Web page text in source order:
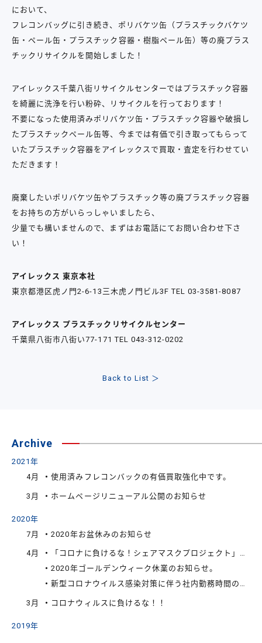
において、
フレコンバッグに引き続き、ポリバケツ缶（プラスチックバケツ
缶・ペール缶・プラスチック容器・樹脂ペール缶）等の廃プラス
チックリサイクルを開始しました！
アイレックス千葉八街リサイクルセンターではプラスチック容器
を綺麗に洗浄を行い粉砕、リサイクルを行っております！
不要になった使用済みポリバケツ缶・プラスチック容器や破損し
たプラスチックペール缶等、今までは有価で引き取ってもらって
いたプラスチック容器をアイレックスで買取・査定を行わせてい
ただきます！
廃棄したいポリバケツ缶やプラスチック等の廃プラスチック容器
をお持ちの方がいらっしゃいましたら、
少量でも構いませんので、まずはお電話にてお問い合わせ下さ
い！
アイレックス 東京本社
東京都港区虎ノ門2-6-13三木虎ノ門ビル3F TEL 03-3581-8087
アイレックス プラスチックリサイクルセンター
千葉県八街市八街い77-171 TEL 043-312-0202
Back to List ＞
Archive
2021年
4月
使用済みフレコンバックの有価買取強化中です。
3月 ホームページリニューアル公開のお知らせ
2020年
7月
2020年お盆休みのお知らせ
4月
「コロナに負けるな！シェアマスクプロジェクト」に関するお知らせ
2020年ゴールデンウィーク休業のお知らせ。
新型コロナウイルス感染対策に伴う社内勤務時間の変更について
3月 コロナウィルスに負けるな！！
2019年